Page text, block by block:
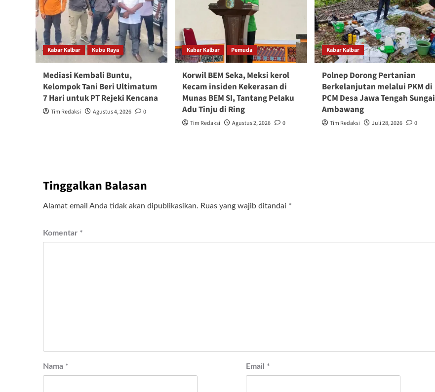
Kabar Kalbar Kubu Raya
Mediasi Kembali Buntu,
Kelompok Tani Beri Ultimatum
7 Hari untuk PT Rejeki Kencana
Tim Redaksi Agustus 4, 2026 0
Kabar Kalbar Pemuda
Korwil BEM Seka, Meksi kerol
Kecam insiden Kekerasan di
Munas BEM SI, Tantang Pelaku
Adu Tinju di Ring
Tim Redaksi Agustus 2, 2026 0
Kabar Kalbar
Polnep Dorong Pertanian
Berkelanjutan melalui PKM di
PCM Desa Jawa Tengah Sungai
Ambawang
Tim Redaksi Juli 28, 2026 0
Tinggalkan Balasan
Alamat email Anda tidak akan dipublikasikan. Ruas yang wajib ditandai *
Komentar *
Nama * Email *